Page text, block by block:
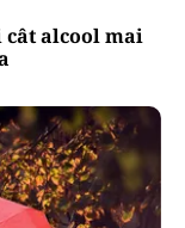
cât alcool mai